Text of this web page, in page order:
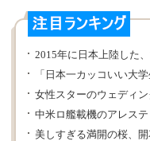
2015年に日本上陸した
キング
「日本一カッコいい大
この顔は何点？
女性スターのウェディ
中米ロ艦載機のアレス
較
美しすぎる満開の桜、